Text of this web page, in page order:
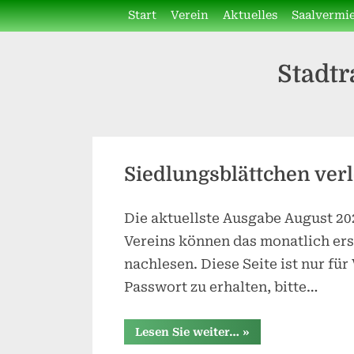
Skip
to
Start Verein Aktuelles
Kategorie:
Verein
Siedlungsblättchen
Posted
on
August
2026
BySReisner
Die aktuellste Ausgabe August
Vereins können das monatlich
nachlesen. Diese Seite ist nur
Passwort zu erhalten, bitte…
Lesen Sie weiter… “Siedlungsblättchen
verlegt?”
»